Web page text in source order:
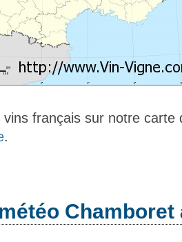
vins français sur notre
.
Chamboret